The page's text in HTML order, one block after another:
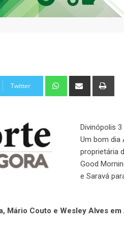
Twitter
Divinópolis
Um bom dia
proprietária
Good
e Saravá
Mário Couto e Wesley Alves